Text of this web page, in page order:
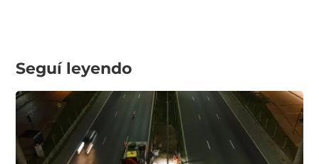
Seguí leyendo